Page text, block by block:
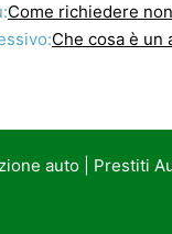
Come richiedere
Che cosa è un
auto| Prestiti